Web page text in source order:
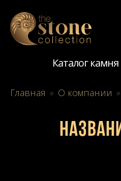
Каталог камня
Главная » О компании »